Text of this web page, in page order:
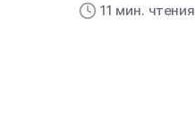
11 мин. чтения